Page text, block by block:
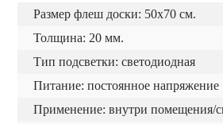
Размер флеш доски: 50х70 см.
Толщина: 20 мм.
Тип подсветки: светодиодная
Питание: постоянное
Применение: внутри помещения/